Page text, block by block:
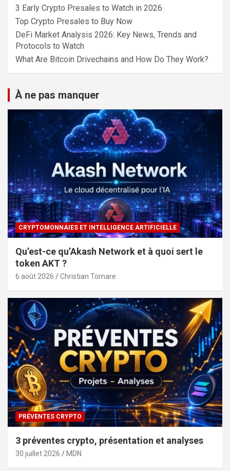
3 Early Crypto Presales to Watch in 2026
Top Crypto Presales to Buy Now
DeFi Market Analysis 2026: Key News, Trends and
Protocols to Watch
What Are Bitcoin Drivechains and How Do They Work?
À ne pas manquer
CRYPTOMONNAIES ET INTELLIGENCE ARTIFICIELLE
Qu’est-ce qu’Akash Network et à quoi sert le
token AKT ?
6 août 2026 Christian Tornare
PRÉVENTES CRYPTO
3 préventes crypto, présentation et analyses
30 juillet 2026 MDN